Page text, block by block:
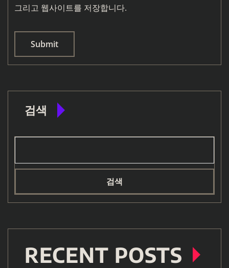
그리고 웹사이트를 저장합니다.
검색
검색
RECENT POSTS